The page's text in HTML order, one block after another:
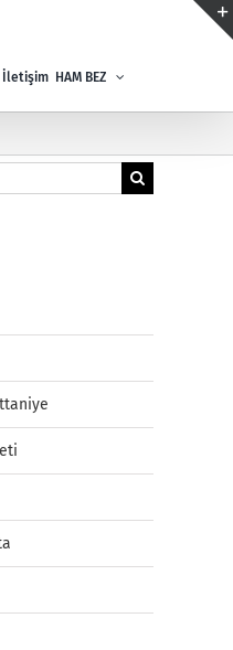
İletişim HAM BEZ